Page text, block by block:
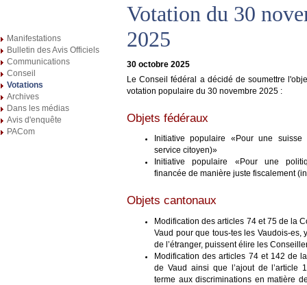
Manifestations
Bulletin des Avis Officiels
Communications
Conseil
Votations
Archives
Dans les médias
Avis d'enquête
PACom
Votation du 30
2025
30 octobre 2025
Le Conseil fédéral a décidé de soumettre
votation populaire du 30 novembre 2025 :
Objets fédéraux
Initiative populaire «Pour une suisse
service citoyen)»
Initiative populaire «Pour une
financée de manière juste fiscalement
Objets cantonaux
Modification des articles 74 et 75 de la
Vaud pour que tous-tes les Vaudois-es,
de l’étranger, puissent élire les
Modification des articles 74 et 142 de
de Vaud ainsi que l’ajout de l’article
terme aux discriminations en matière